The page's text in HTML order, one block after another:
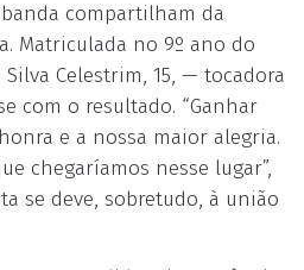
compartilham da
Matriculada no 9º ano do
Celestrim, 15, — tocadora
com o resultado. “Ganhar
e a nossa maior alegria.
chegaríamos nesse lugar”,
se deve, sobretudo, à união